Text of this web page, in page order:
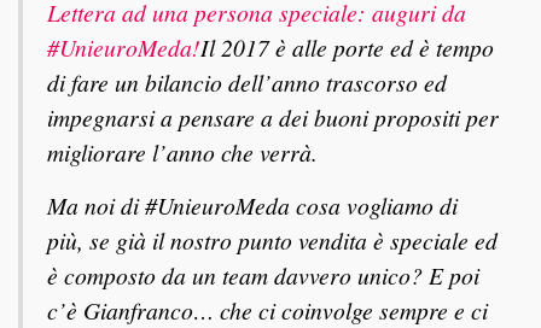
Lettera ad una persona speciale: auguri da
#UnieuroMeda!Il 2017 è alle porte ed è tempo
di fare un bilancio dell’anno trascorso ed
impegnarsi a pensare a dei buoni propositi per
migliorare l’anno che verrà.
Ma noi di #UnieuroMeda cosa vogliamo di
più, se già il nostro punto vendita è speciale ed
è composto da un team davvero unico? E poi
c’è Gianfranco… che ci coinvolge sempre e ci